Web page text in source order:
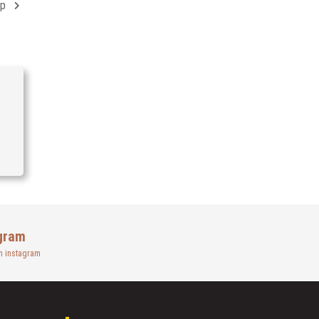
instagram